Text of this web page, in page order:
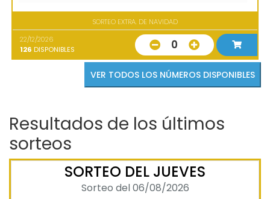
SORTEO EXTRA. DE NAVIDAD
22/12/2026
126 DISPONIBLES 0
VER TODOS LOS NÚMEROS DISPONIBLES
Resultados de los últimos
sorteos
SORTEO DEL JUEVES
Sorteo del 06/08/2026